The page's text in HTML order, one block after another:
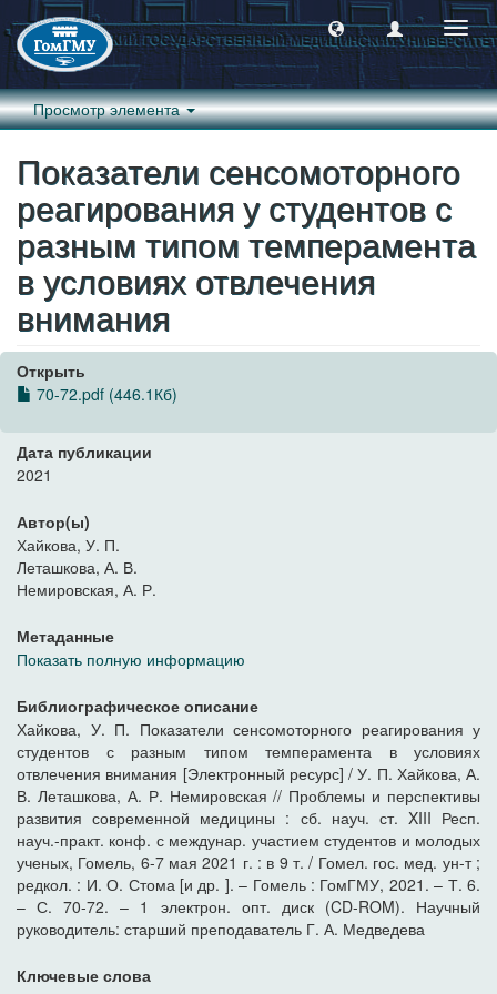
Просмотр элемента
Показатели сенсомоторного
реагирования у студентов с
разным типом темперамента
в условиях отвлечения
внимания
Открыть
70-72.pdf (446.1Кб)
Дата публикации
2021
Автор(ы)
Хайкова, У. П.
Леташкова, А. В.
Немировская, А. Р.
Метаданные
Показать полную информацию
Библиографическое описание
Хайкова, У. П. Показатели сенсомоторного реагирования у
студентов с разным типом темперамента в условиях
отвлечения внимания [Электронный ресурс] / У. П. Хайкова, А.
В. Леташкова, А. Р. Немировская // Проблемы и перспективы
развития современной медицины : сб. науч. ст. XIII Респ.
науч.-практ. конф. с междунар. участием студентов и молодых
ученых, Гомель, 6-7 мая 2021 г. : в 9 т. / Гомел. гос. мед. ун-т ;
редкол. : И. О. Стома [и др. ]. – Гомель : ГомГМУ, 2021. – Т. 6.
– С. 70-72. – 1 электрон. опт. диск (CD-ROM). Научный
руководитель: старший преподаватель Г. А. Медведева
Ключевые слова